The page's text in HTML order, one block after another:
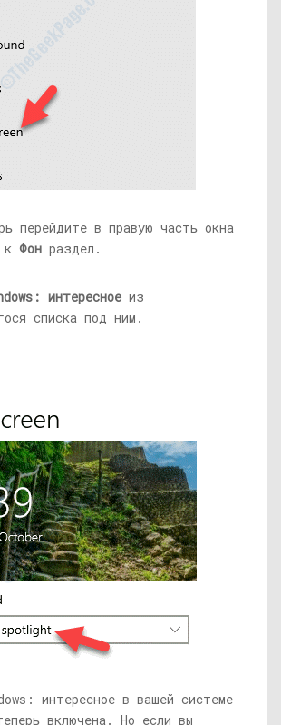
перейдите в правую часть окна
к Фон раздел.
интересное из
списка под ним.
интересное в вашей системе
включена. Но если вы